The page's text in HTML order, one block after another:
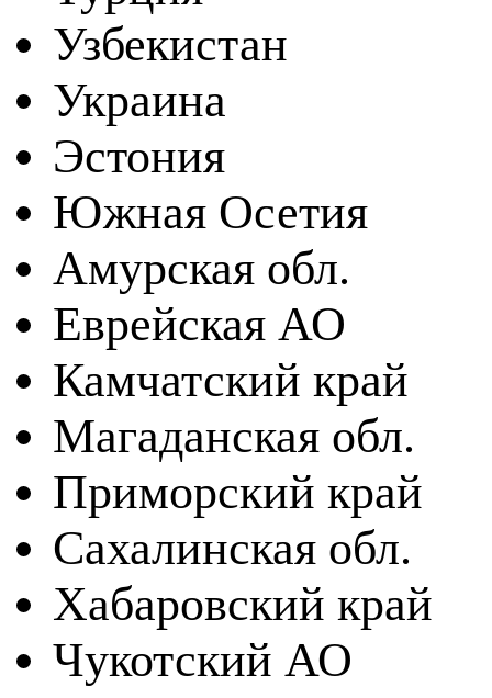
Узбекистан
Украина
Эстония
Южная Осетия
Амурская обл.
Еврейская АО
Камчатский край
Магаданская обл.
Приморский край
Сахалинская обл.
Хабаровский край
Чукотский АО